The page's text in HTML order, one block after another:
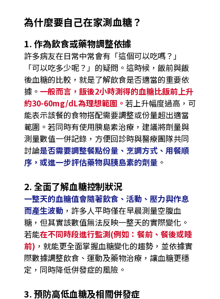
為什麼要自己在家測血糖？
1. 作為飲食或藥物調整依據
許多病友在日常中常會有「這個可以吃嗎？」
「可以吃多少呢？」的疑問。這時候，飯前與飯
後血糖的比較，就是了解飲食是否適當的重要依
據。 一般而言，飯後2小時測得的血糖比飯前上升
約30-60mg/dL為理想範圍。 若上升幅度過高，可
能表示該餐的食物搭配需要調整或份量超出適當
範圍。若同時有使用胰島素治療，建議將劑量與
測量數值一併記錄，方便回診時與醫療團隊共同
討論是否需要調整餐點份量、烹調方式、用餐順
序，或進一步評估藥物與胰島素的劑量。
2. 全面了解血糖控制狀況
一整天的血糖值會隨著飲食、活動、壓力與作息
而產生波動 ，許多人平時僅在早晨測量空腹血
糖，但其實該數值無法反映一整天的實際變化。
若能在不同時段進行監測(例如：餐前、餐後或睡
前) ，就能更全面掌握血糖變化的趨勢，並依據實
際數據調整飲食、運動及藥物治療，讓血糖更穩
定，同時降低併發症的風險。
3. 預防高低血糖及相關併發症